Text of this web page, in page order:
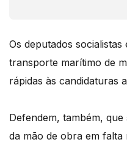
Os deputados
transporte marítimo de
rápidas às candidaturas
Defendem, também,
da mão de obra em falta